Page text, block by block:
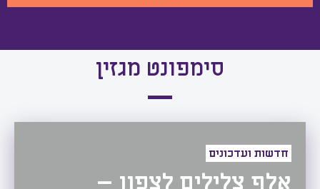
סימפונט מגזין
חדשות ועדכונים
אלף צלילים לצפון –